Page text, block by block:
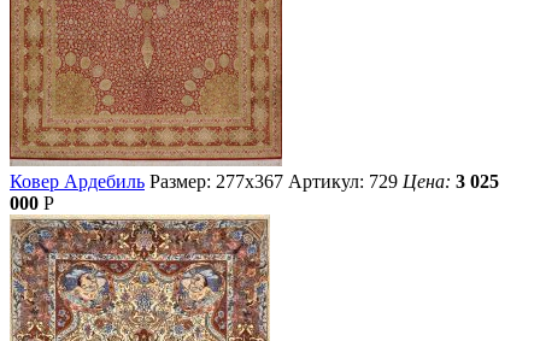
Ковер Ардебиль Размер: 277х367 Артикул: 729 Цена: 3 025
000 Р